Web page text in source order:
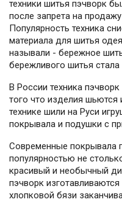
техники шитья пэчворк
после запрета на
Популярность техника
материала для шитья
называли - бережное
бережливого шитья
В России техника
того что изделия шьются
технике шили на Руси
покрывала и подушки с
Современные покрывала
популярностью не
красивый и необычный
пэчворк
хлопковой бязи